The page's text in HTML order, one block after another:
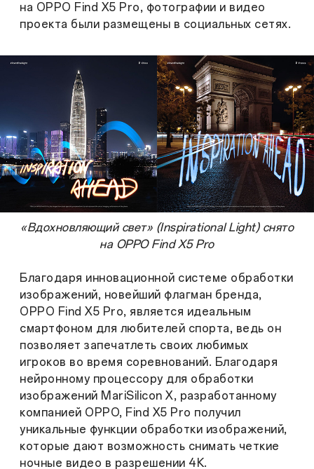
на OPPO Find X5 Pro, фотографии и видео
проекта были размещены в социальных сетях.
«Вдохновляющий свет» (Inspirational Light) снято
на OPPO Find X5 Pro
Благодаря инновационной системе обработки
изображений, новейший флагман бренда,
OPPO Find X5 Pro, является идеальным
смартфоном для любителей спорта, ведь он
позволяет запечатлеть своих любимых
игроков во время соревнований. Благодаря
нейронному процессору для обработки
изображений MariSilicon X, разработанному
компанией OPPO, Find X5 Pro получил
уникальные функции обработки изображений,
которые дают возможность снимать четкие
ночные видео в разрешении 4K.